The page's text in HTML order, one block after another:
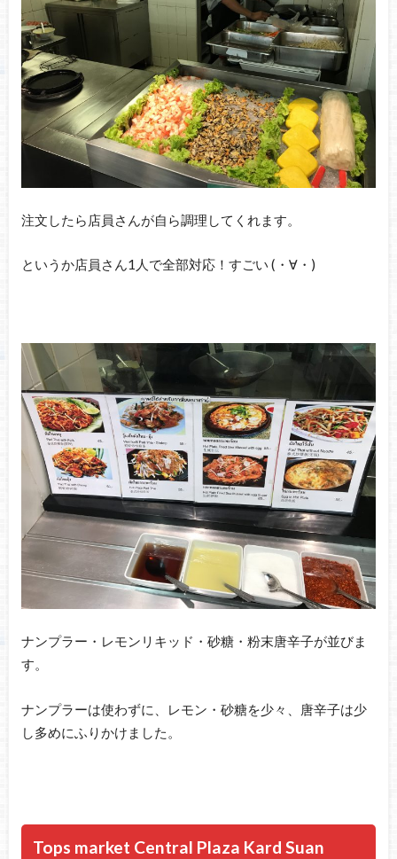
注文したら店員さんが自ら調理してくれます。
というか店員さん1人で全部対応！すごい (・∀・)
ナンプラー・レモンリキッド・砂糖・粉末唐辛子が並びま
す。
ナンプラーは使わずに、レモン・砂糖を少々、唐辛子は少
し多めにふりかけました。
Tops market Central Plaza KardSuan